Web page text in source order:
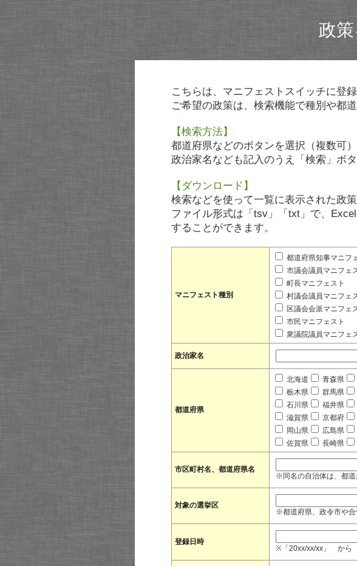
政
こちらは、マニフェストスイッチに登
ご希望の政策は、検索機能で種別や都
【検索方法】
都道府県などのボタンを選択（複数可
政治家名なども記入のうえ「検索」ボ
【ダウンロード】
検索などを使って一覧に表示された政
ファイル形式は「tsv」「txt」で、
することができます。
マニフェスト種別
都道府県知事マニフ
市議会議員マニフェ
町長マニフェスト
村議会議員マニフェ
区議会会派マニフェ
市民マニフェスト
衆議院議員マニフェ
政治家名
都道府県
北海道 青森県
栃木県
群馬県
石川県
福井県
滋賀県
京都府
岡山県
広島県
佐賀県
長崎県
市区町村名、都道府県名
※同名の自治体は、都道
対象の選挙区
※都道府県、政令市や
登録日時
※「20xx/xx/xx」 から